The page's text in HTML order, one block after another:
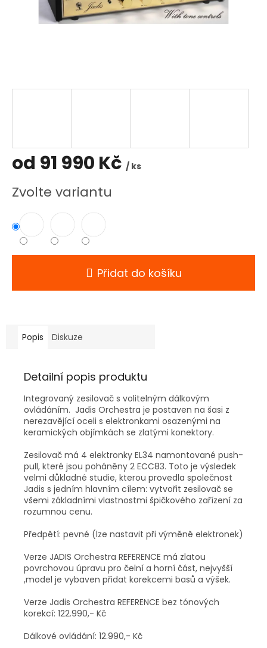
od 91 990 Kč / ks
cena:
Zvolte variantu
Přidat do košíku
Popis Diskuze
Detailní popis produktu
Integrovaný zesilovač s volitelným dálkovým
ovládáním. Jadis Orchestra je postaven na šasi z
nerezavějící oceli s elektronkami osazenými na
keramických objímkách se zlatými konektory.
Zesilovač má 4 elektronky EL34 namontované push-
pull, které jsou poháněny 2 ECC83. Toto je výsledek
velmi důkladné studie, kterou provedla společnost
Jadis s jedním hlavním cílem: vytvořit zesilovač se
všemi základními vlastnostmi špičkového zařízení za
rozumnou cenu.
Předpětí: pevné (lze nastavit při výměně elektronek)
Verze JADIS Orchestra REFERENCE má zlatou
povrchovou úpravu pro čelní a horní část, nejvyšší
,model je vybaven přidat korekcemi basů a výšek.
Verze Jadis Orchestra REFERENCE bez tónových
korekcí: 122.990,- Kč
Dálkové ovládání: 12.990,- Kč